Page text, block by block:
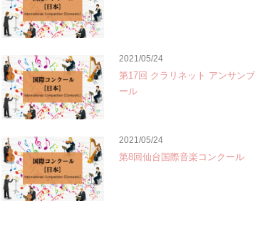
2021/05/24
第17回 クラリネット アンサン
ール
2021/05/24
第8回仙台国際音楽コンクール